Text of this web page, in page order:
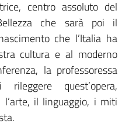
centro assoluto del
che sarà poi il
che l’Italia ha
cultura e al moderno
la professoressa
quest’opera,
il linguaggio, i miti